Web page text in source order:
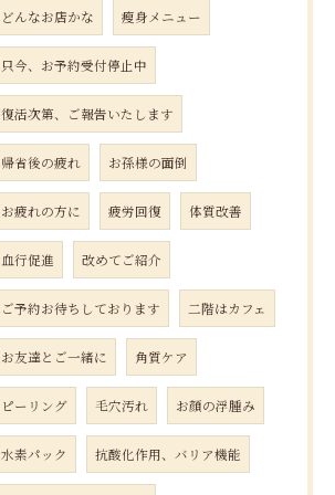
どんなお店かな 瘦身メニュー
只今、お予約受付停止中
復活次第、ご報告いたします
帰省後の疲れ お孫様の面倒
お疲れの方に 疲労回復 体質改善
血行促進 改めてご紹介
ご予約お待ちしております 二階はカフェ
お友達とご一緒に 角質ケア
ピーリング 毛穴汚れ お顔の浮腫み
水素パック 抗酸化作用、バリア機能